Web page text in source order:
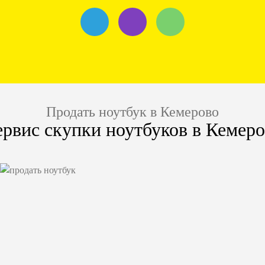
Продать ноутбук в Кемерово
скупки ноутбуков в